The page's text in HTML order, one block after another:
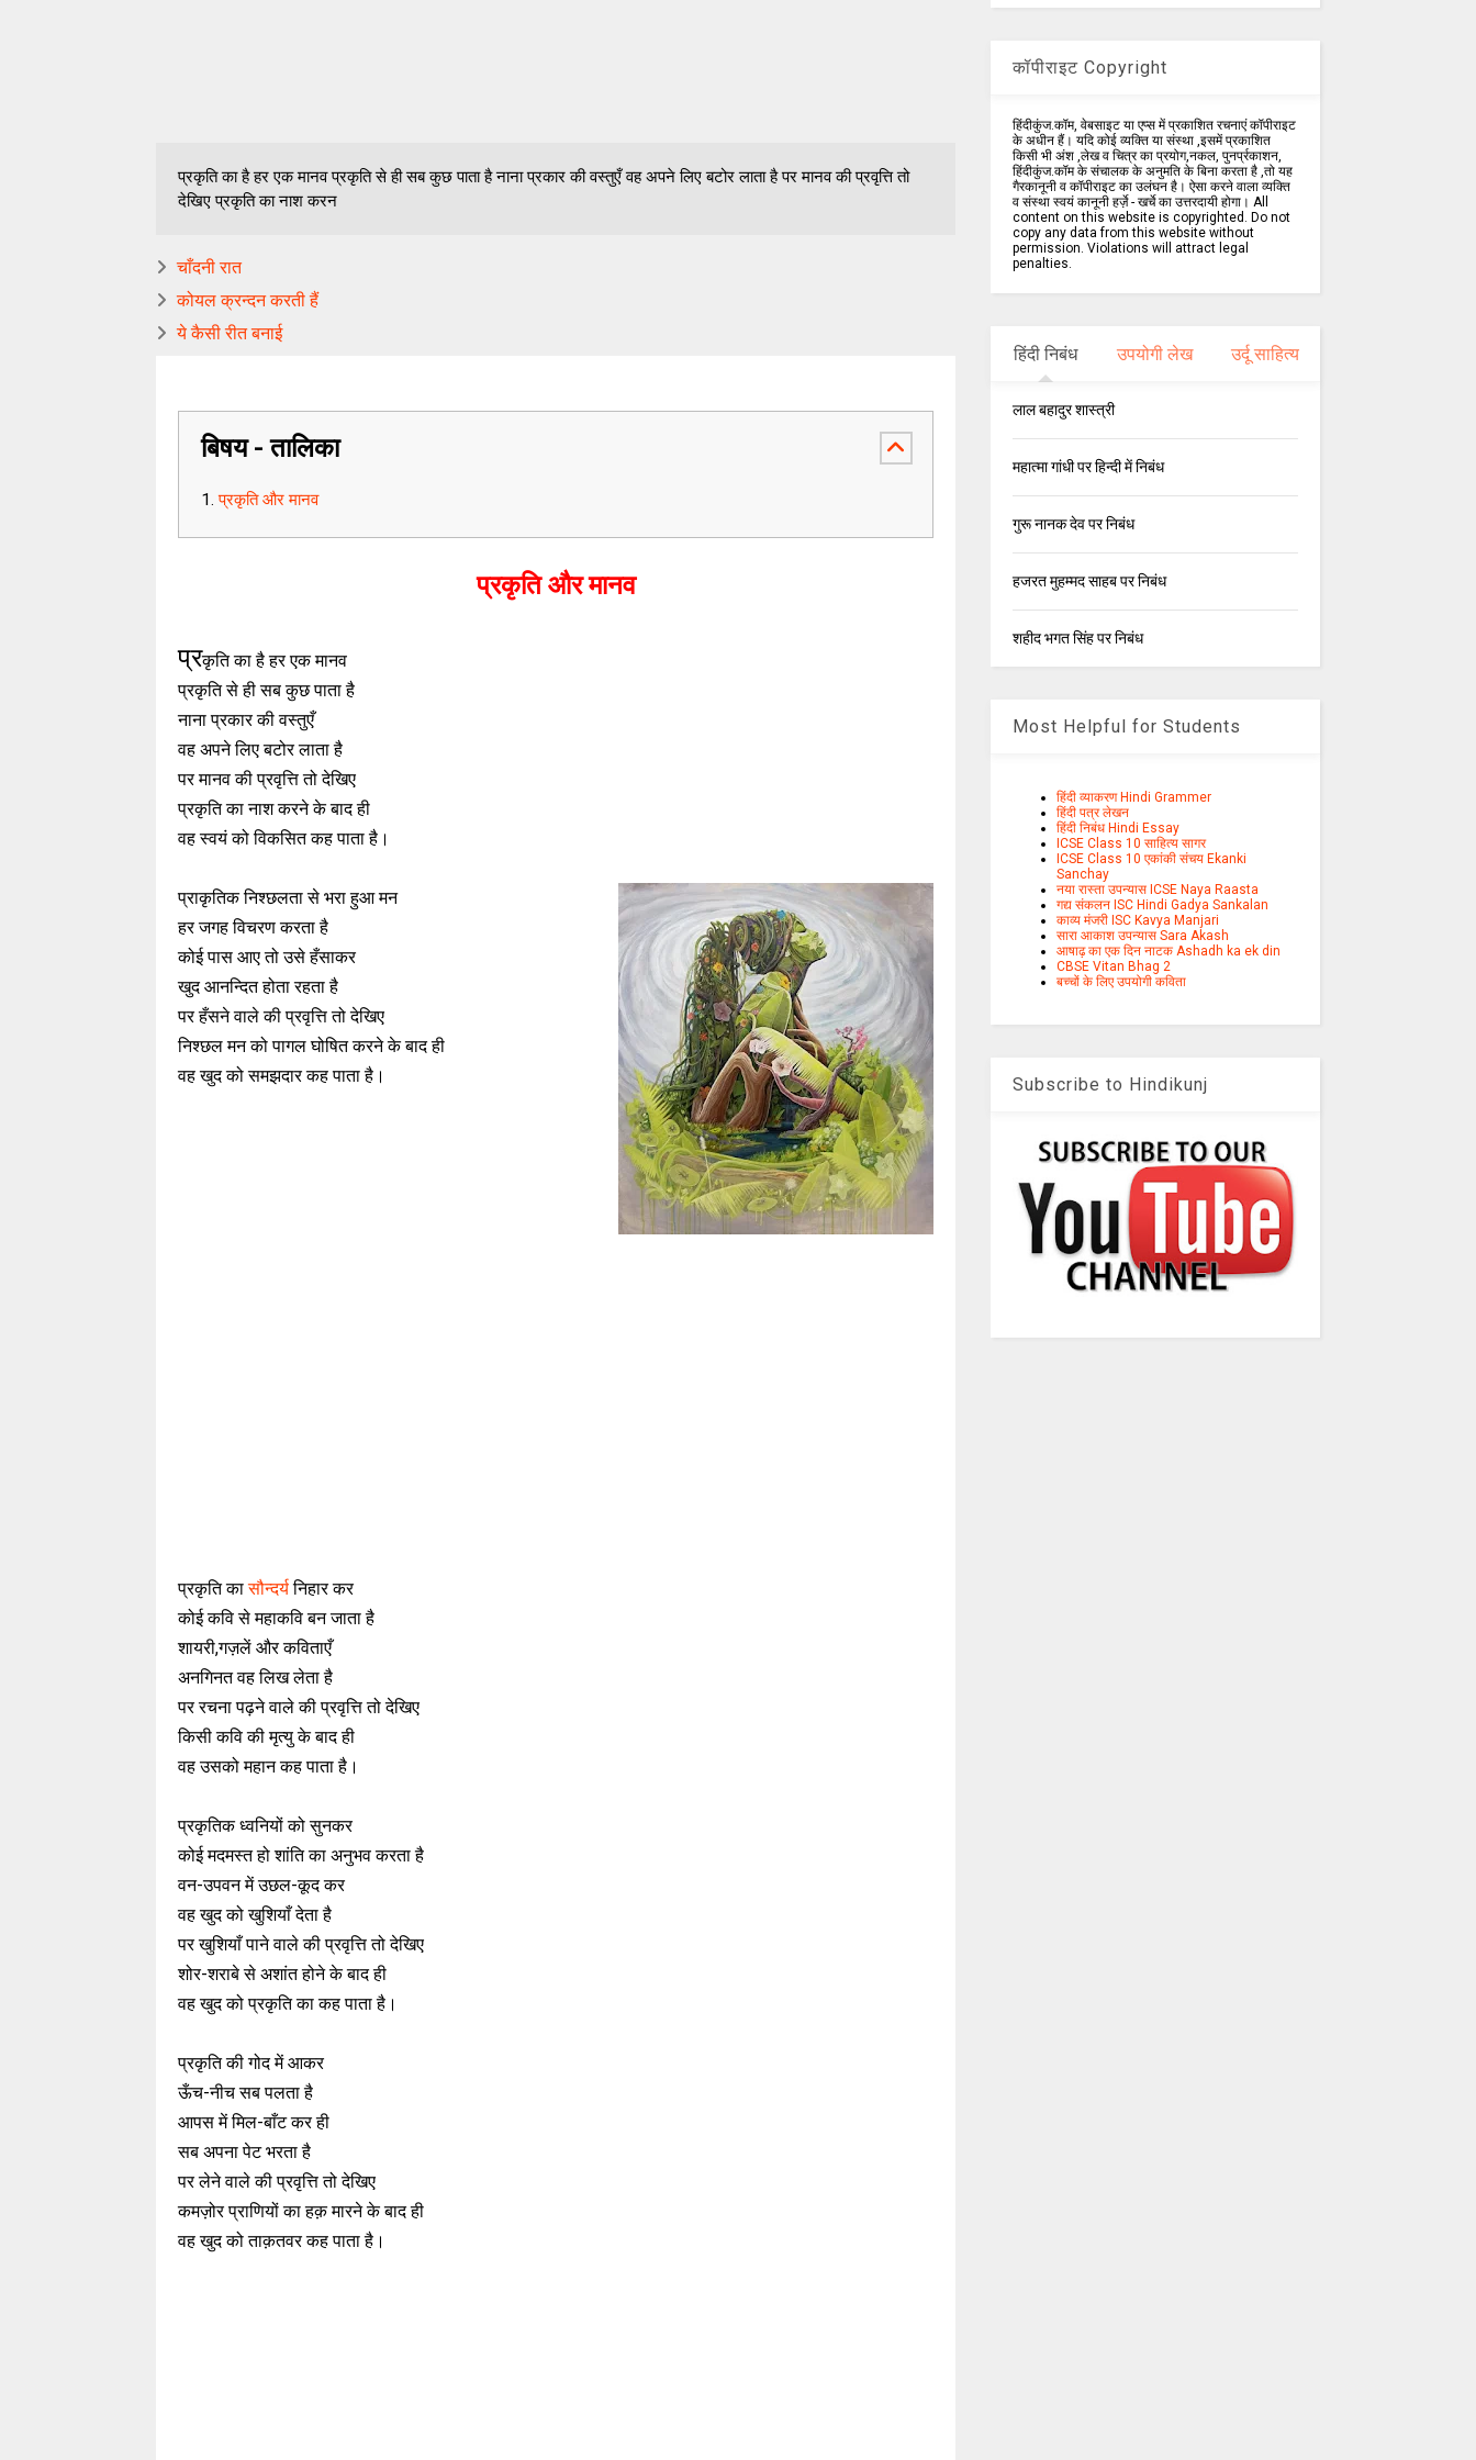
प्रकृति का है हर एक मानव प्रकृति से ही सब कुछ पाता है नाना प्रकार की वस्तुएँ वह अपने लिए बटोर लाता है पर मानव की प्रवृत्ति तो
देखिए प्रकृति का नाश करन
चाँदनी रात
कोयल क्रन्दन करती हैं
ये कैसी रीत बनाई
बिषय - तालिका
प्रकृति और मानव
प्रकृति और मानव
प्रकृति का है हर एक मानव
प्रकृति से ही सब कुछ पाता है
नाना प्रकार की वस्तुएँ
वह अपने लिए बटोर लाता है
पर मानव की प्रवृत्ति तो देखिए
प्रकृति का नाश करने के बाद ही
वह स्वयं को विकसित कह पाता है।
प्राकृतिक निश्छलता से भरा हुआ मन
हर जगह विचरण करता है
कोई पास आए तो उसे हँसाकर
खुद आनन्दित होता रहता है
पर हँसने वाले की प्रवृत्ति तो देखिए
निश्छल मन को पागल घोषित करने के बाद ही
वह खुद को समझदार कह पाता है।
प्रकृति कासौन्दर्यनिहार कर
कोई कवि से महाकवि बन जाता है
शायरी,गज़लें और कविताएँ
अनगिनत वह लिख लेता है
पर रचना पढ़ने वाले की प्रवृत्ति तो देखिए
किसी कवि की मृत्यु के बाद ही
वह उसको महान कह पाता है।
प्रकृतिक ध्वनियों को सुनकर
कोई मदमस्त हो शांति का अनुभव करता है
वन-उपवन में उछल-कूद कर
वह खुद को खुशियाँ देता है
पर खुशियाँ पाने वाले की प्रवृत्ति तो देखिए
शोर-शराबे से अशांत होने के बाद ही
वह खुद को प्रकृति का कह पाता है।
प्रकृति की गोद में आकर
ऊँच-नीच सब पलता है
आपस में मिल-बाँट कर ही
सब अपना पेट भरता है
पर लेने वाले की प्रवृत्ति तो देखिए
कमज़ोर प्राणियों का हक़ मारने के बाद ही
वह खुद को ताक़तवर कह पाता है।
कॉपीराइट Copyright
हिंदीकुंज.कॉम, वेबसाइट या एप्स में प्रकाशित रचनाएं कॉपीराइट
के अधीन हैं। यदि कोई व्यक्ति या संस्था ,इसमें प्रकाशित
किसी भी अंश ,लेख व चित्र का प्रयोग,नकल, पुनर्प्रकाशन,
हिंदीकुंज.कॉम के संचालक के अनुमति के बिना करता है ,तो यह
गैरकानूनी व कॉपीराइट का उलंघन है। ऐसा करने वाला व्यक्ति
व संस्था स्वयं कानूनी हर्ज़े - खर्चे का उत्तरदायी होगा। All
content on this website is copyrighted. Do not
copy any data from this website without
permission. Violations will attract legal
penalties.
हिंदी निबंध उपयोगी लेख उर्दू साहित्य
लाल बहादुर शास्त्री
महात्मा गांधी पर हिन्दी में निबंध
गुरू नानक देव पर निबंध
हजरत मुहम्मद साहब पर निबंध
शहीद भगत सिंह पर निबंध
Most Helpful for Students
हिंदी व्याकरण Hindi Grammer
हिंदी पत्र लेखन
हिंदी निबंध Hindi Essay
ICSE Class 10 साहित्य सागर
ICSE Class 10 एकांकी संचय Ekanki
Sanchay
नया रास्ता उपन्यास ICSE Naya Raasta
गद्य संकलन ISC Hindi Gadya Sankalan
काव्य मंजरी ISC Kavya Manjari
सारा आकाश उपन्यास Sara Akash
आषाढ़ का एक दिन नाटक Ashadh ka ek din
CBSE Vitan Bhag 2
बच्चों के लिए उपयोगी कविता
Subscribe to Hindikunj